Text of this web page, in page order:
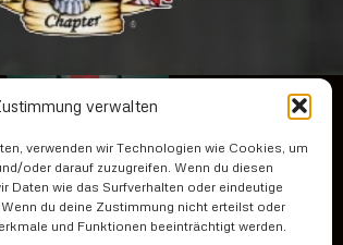
verwalten
verwenden wir Technologien wie Cookies, um
oder darauf zuzugreifen. Wenn du diesen
Daten wie das Surfverhalten oder eindeutige
du deine Zustimmung nicht erteilst oder
und Funktionen beeinträchtigt werden.